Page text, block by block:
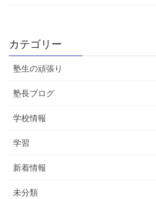
カテゴリー
塾生の頑張り
塾長ブログ
学校情報
学習
新着情報
未分類